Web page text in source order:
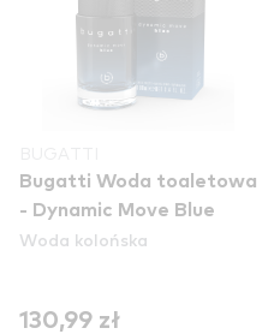
Bugatti Woda toaletowa
- Dynamic Move Blue
Woda kolońska
130,99 zł